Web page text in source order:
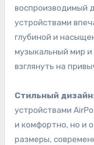
воспроизводимый
устройствами
глубиной и
музыкальный мир
взглянуть на
Стильный дизайн
устройствами
и комфортно, но и
размеры,